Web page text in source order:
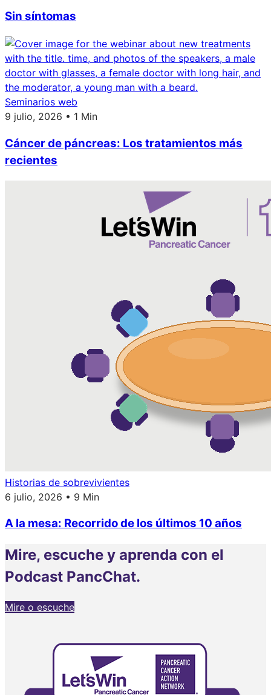
Sin síntomas
Seminarios web
9 julio, 2026 • 1 Min
Cáncer de páncreas: Los tratamientos más
recientes
Historias de sobrevivientes
6 julio, 2026 • 9 Min
A la mesa: Recorrido de los últimos 10 años
Mire, escuche y aprenda con el
Podcast PancChat.
Mire o escuche